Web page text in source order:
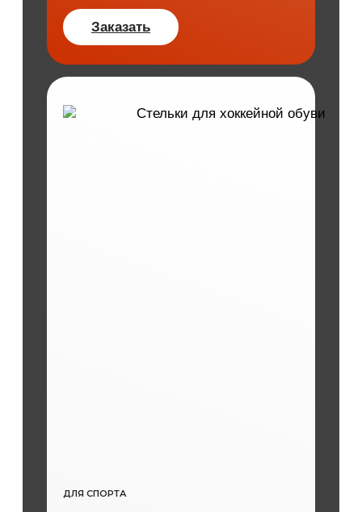
Заказать
ДЛЯ СПОРТА